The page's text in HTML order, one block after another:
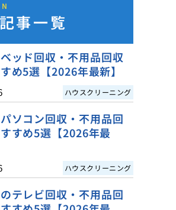
事一覧
ッド回収・不用品回収
め5選【2026年最新】
ハウスクリーニング
ソコン回収・不用品回
すめ5選【2026年最
ハウスクリーニング
テレビ回収・不用品回